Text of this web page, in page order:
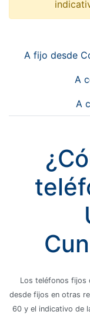
A fijo desde
A
A
Los teléfonos fijos
desde fijos en otras
60 y el indicativo de